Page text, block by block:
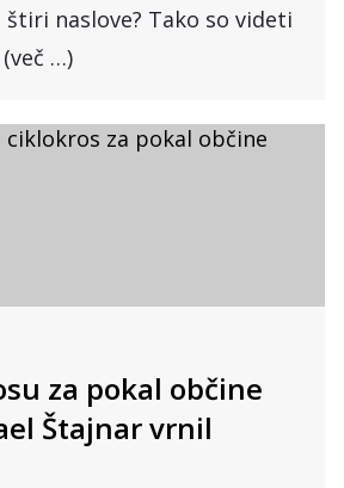
naslove? Tako so videti
…)
za pokal občine
Štajnar vrnil